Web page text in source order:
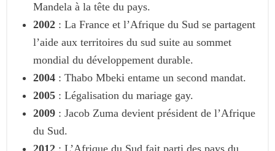
Mandela à la tête du pays.
2002 : La France et l’Afrique du Sud se partagent
l’aide aux territoires du sud suite au sommet
mondial du développement durable.
2004 : Thabo Mbeki entame un second mandat.
2005 : Légalisation du mariage gay.
2009 : Jacob Zuma devient président de l’Afrique
du Sud.
2012 : L’Afrique du Sud fait parti des pays du